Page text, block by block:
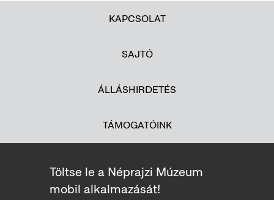
KAPCSOLAT
SAJTÓ
ÁLLÁSHIRDETÉS
TÁMOGATÓINK
Töltse le a Néprajzi Múzeum
mobil alkalmazását!